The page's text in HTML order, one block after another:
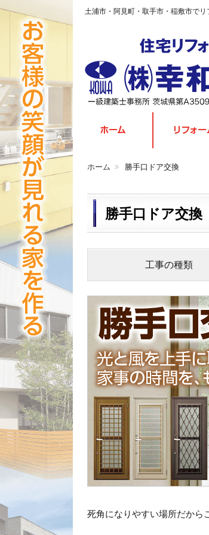
土浦市・阿見町・取手市・稲敷市で
ホーム 勝手口ドア交換
勝手口ドア交換
工事の種類
死角になりやすい場所だから